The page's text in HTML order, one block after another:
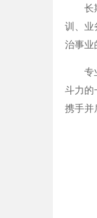
长
训、业
治事业
专
斗力的
携手并